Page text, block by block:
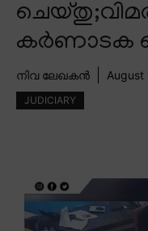
കർണാടക
നിവ ലേഖകൻ August
JUDICIARY